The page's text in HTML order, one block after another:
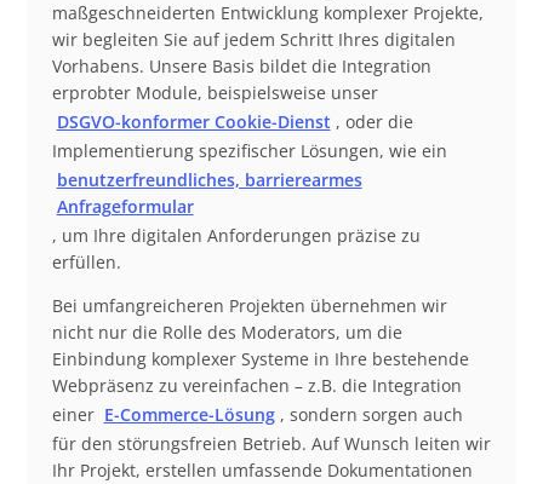
maßgeschneiderten Entwicklung komplexer Projekte,
wir begleiten Sie auf jedem Schritt Ihres digitalen
Vorhabens. Unsere Basis bildet die Integration
erprobter Module, beispielsweise unser
DSGVO-konformer Cookie-Dienst , oder die
Implementierung spezifischer Lösungen, wie ein
benutzerfreundliches, barrierearmes
Anfrageformular
, um Ihre digitalen Anforderungen präzise zu
erfüllen.
Bei umfangreicheren Projekten übernehmen wir
nicht nur die Rolle des Moderators, um die
Einbindung komplexer Systeme in Ihre bestehende
Webpräsenz zu vereinfachen – z.B. die Integration
einer E-Commerce-Lösung , sondern sorgen auch
für den störungsfreien Betrieb. Auf Wunsch leiten wir
Ihr Projekt, erstellen umfassende Dokumentationen